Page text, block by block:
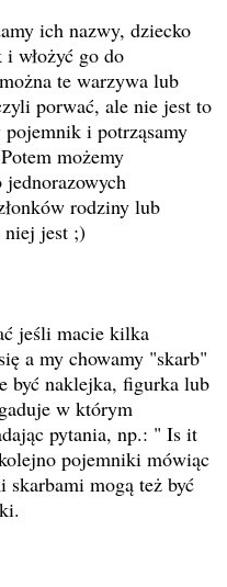
ich nazwy, dziecko
włożyć go do
te warzywa lub
porwać, ale nie jest to
pojemnik i potrząsamy
możemy
jednorazowych
rodziny lub
niej jest ;)
jeśli macie kilka
a my chowamy "skarb"
być naklejka, figurka lub
w którym
pytania, np.: " Is it
pojemniki mówiąc
mogą też być